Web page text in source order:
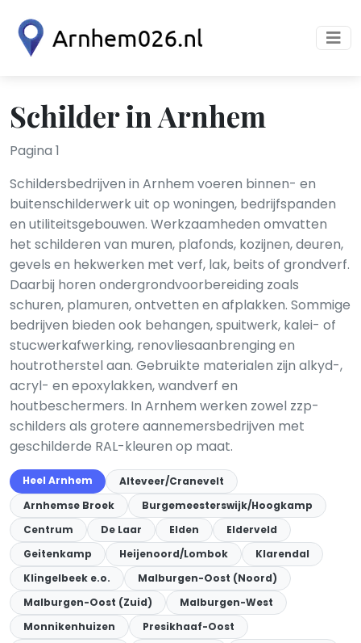
Schilder in Arnhem
Pagina 1
Schildersbedrijven in Arnhem voeren binnen- en
buitenschilderwerk uit op woningen, bedrijfspanden
en utiliteitsgebouwen. Werkzaamheden omvatten
het schilderen van muren, plafonds, kozijnen, deuren,
gevels en hekwerken met verf, lak, beits of grondverf.
Daarbij horen ondergrondvoorbereiding zoals
schuren, plamuren, ontvetten en afplakken. Sommige
bedrijven bieden ook behangen, spuitwerk, kalei- of
stucwerkafwerking, renovliesaanbrenging en
houtrotherstel aan. Gebruikte materialen zijn alkyd-,
acryl- en epoxylakken, wandverf en
houtbeschermers. In Arnhem werken zowel zzp-
schilders als grotere aannemersbedrijven met
geschilderde RAL-kleuren op maat.
Heel Arnhem
Alteveer/Cranevelt
Arnhemse Broek
Burgemeesterswijk/Hoogkamp
Centrum
De Laar Elden
Elderveld
Geitenkamp
Heijenoord/Lombok
Klarendal
Klingelbeek e.o.
Malburgen-Oost (Noord)
Malburgen-Oost (Zuid)
Malburgen-West
Monnikenhuizen
Presikhaaf-Oost